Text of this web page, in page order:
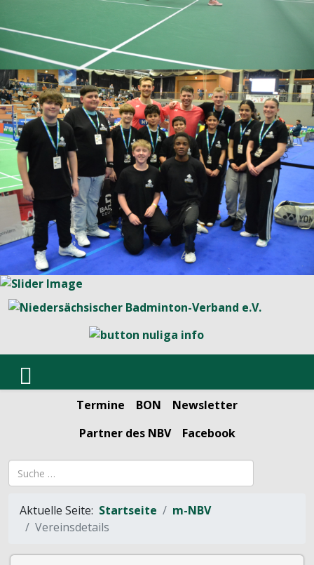
Termine BON
Newsletter
Partner des NBV
Facebook
Suchbegriff
Aktuelle Seite: Startseite
m-NBV
Vereinsdetails